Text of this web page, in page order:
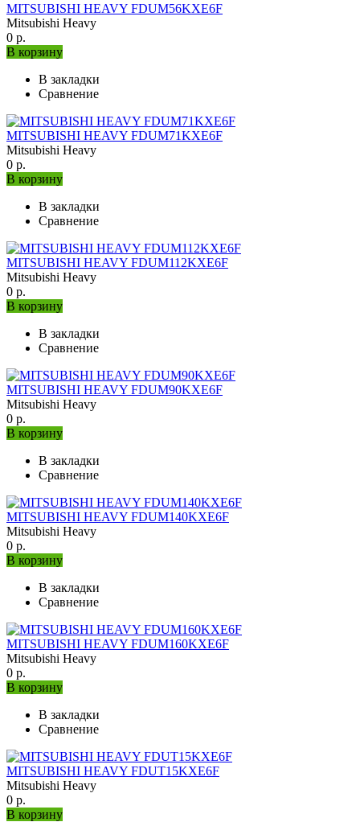
MITSUBISHI HEAVY FDUM56KXE6F
Mitsubishi Heavy
0 р.
В корзину
В закладки
Сравнение
MITSUBISHI HEAVY FDUM71KXE6F
Mitsubishi Heavy
0 р.
В корзину
В закладки
Сравнение
MITSUBISHI HEAVY FDUM112KXE6F
Mitsubishi Heavy
0 р.
В корзину
В закладки
Сравнение
MITSUBISHI HEAVY FDUM90KXE6F
Mitsubishi Heavy
0 р.
В корзину
В закладки
Сравнение
MITSUBISHI HEAVY FDUM140KXE6F
Mitsubishi Heavy
0 р.
В корзину
В закладки
Сравнение
MITSUBISHI HEAVY FDUM160KXE6F
Mitsubishi Heavy
0 р.
В корзину
В закладки
Сравнение
MITSUBISHI HEAVY FDUT15KXE6F
Mitsubishi Heavy
0 р.
В корзину